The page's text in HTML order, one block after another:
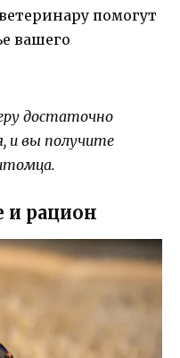
помогут
вашего
достаточно
и вы получите
и рацион